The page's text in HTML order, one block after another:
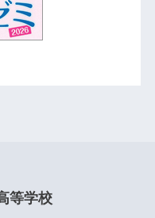
等学校